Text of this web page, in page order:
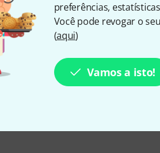
preferências,
Você pode revogar o
(aqui)
Vamos a isto!
3
NKPH04-A2A1-M1000